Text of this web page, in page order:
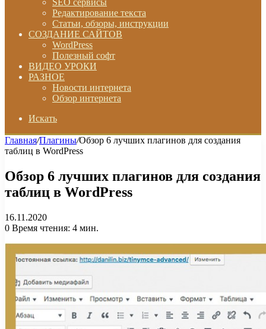
SEO сервисы
Редактирование текста
Статьи, обзоры, инструкции
СОЗДАНИЕ САЙТОВ
WordPress
Полезный софт
ВИДЕО УРОКИ
РАЗНОЕ
Новости интернета
Обзор интернета
Искать
Главная/Плагины/Обзор 6 лучших плагинов для создания
таблиц в WordPress
Обзор 6 лучших плагинов для создания
таблиц в WordPress
16.11.2020
0 Время чтения: 4 мин.